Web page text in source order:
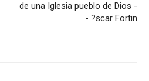
de una Iglesia pueblo de Dios -
- ?scar Fortin